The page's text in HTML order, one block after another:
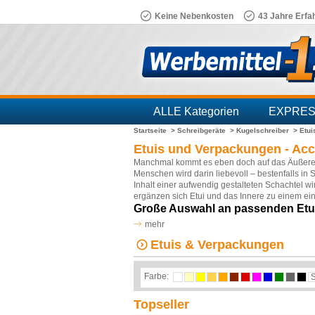
Keine Nebenkosten 43 Jahre
ALLE Kategorien
Branchen
Startseite > Schreibgeräte > Kugelschreiber >
Etuis und Verpackungen -
Manchmal kommt es eben doch auf das
Menschen wird darin liebevoll – bestenfalls in
Inhalt einer aufwendig gestalteten Schachtel
ergänzen sich Etui und das Innere zu einem
Große Auswahl an passenden
Wer zum Beispiel einen teuren
Ausführungen aus Lederoder auf eine
und vielen weiteren Herstellern gewählt
mit Etuis eine Freude bereiten möchte, wird
Dinge im Alltag. Ob Hörgeräteetuis,
Für jeden Bedarf die richtige
Damit Kugelschreiber, Buntstifte und andere
mehr
Etuis & Verpackungen
Farbe:
Topseller